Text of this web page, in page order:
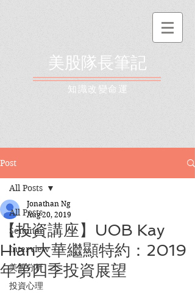
美股隊長筆記
​知識改變命運
Post
All Posts
Seminar
Interview
美股分析
投資心理
All Posts
【投資講座】UOB Kay
Hian大華繼顯特約：2019
年第四季投資展望
Jonathan Ng
Aug 20, 2019